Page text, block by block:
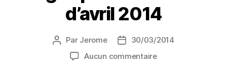
d’avril 2014
Par Jerome
30/03/2014
Aucun commentaire